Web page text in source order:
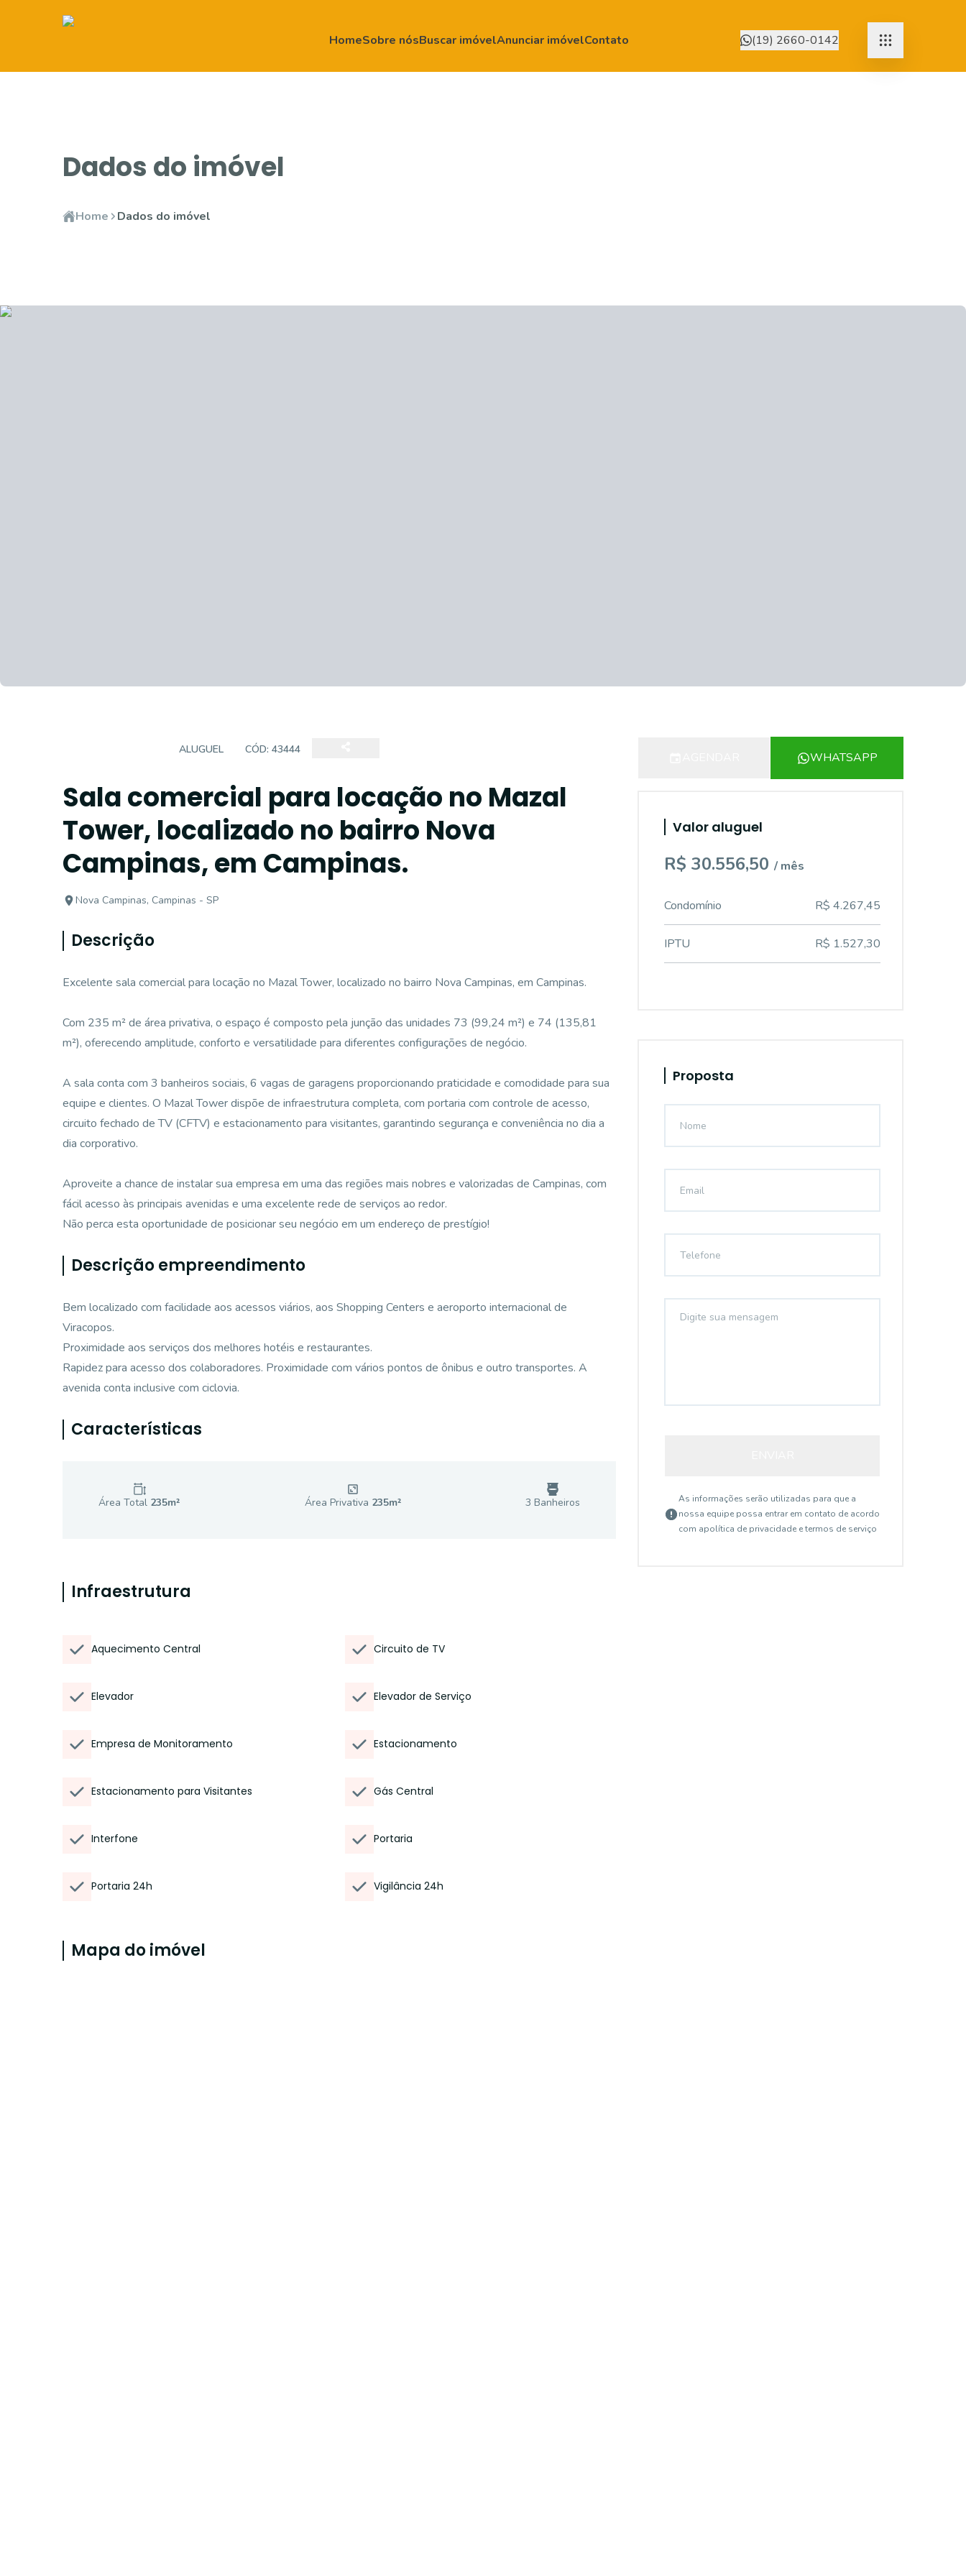
HomeSobre nósBuscar imóvelAnunciar imóvelContato (19) 2660-0142
Dados do imóvel
Home Dados do imóvel
ALUGUEL CÓD: 43444
Sala comercial para locação no Mazal
Tower, localizado no bairro Nova
Campinas, em Campinas.
Nova Campinas, Campinas - SP
Descrição
Excelente sala comercial para locação no Mazal Tower, localizado no bairro Nova Campinas, em Campinas.
Com 235 m² de área privativa, o espaço é composto pela junção das unidades 73 (99,24 m²) e 74 (135,81
m²), oferecendo amplitude, conforto e versatilidade para diferentes configurações de negócio.
A sala conta com 3 banheiros sociais, 6 vagas de garagens proporcionando praticidade e comodidade para sua
equipe e clientes. O Mazal Tower dispõe de infraestrutura completa, com portaria com controle de acesso,
circuito fechado de TV (CFTV) e estacionamento para visitantes, garantindo segurança e conveniência no dia a
dia corporativo.
Aproveite a chance de instalar sua empresa em uma das regiões mais nobres e valorizadas de Campinas, com
fácil acesso às principais avenidas e uma excelente rede de serviços ao redor.
Não perca esta oportunidade de posicionar seu negócio em um endereço de prestígio!
Descrição empreendimento
Bem localizado com facilidade aos acessos viários, aos Shopping Centers e aeroporto internacional de
Viracopos.
Proximidade aos serviços dos melhores hotéis e restaurantes.
Rapidez para acesso dos colaboradores. Proximidade com vários pontos de ônibus e outro transportes. A
avenida conta inclusive com ciclovia.
Características
Área Total 235m² Área Privativa 235m² 3 Banheiros
Infraestrutura
Aquecimento Central Circuito de TV
Elevador Elevador de Serviço
Empresa de Monitoramento Estacionamento
Estacionamento para Visitantes Gás Central
Interfone Portaria
Portaria 24h Vigilância 24h
Mapa do imóvel
WHATSAPP
Valor aluguel
R$ 30.556,50 / mês
Condomínio R$ 4.267,45
IPTU R$ 1.527,30
Proposta
As informações serão utilizadas para que a
nossa equipe possa entrar em contato de acordo
com apolítica de privacidade e termos de serviço